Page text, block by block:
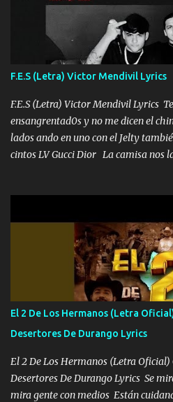
con la mirada siempre en alto A
me fajó una Glock siempre armado
traigo El chiste es que hago lo que
yo tengo el control a todos yo les
malcriado un malandrón Que Les
las risas las que me miran hay
F.E.S (Letra) Victor Mendivil Lyrics
F.E.S (Letra) Victor Mendivil Lyrics
ensangrentad0s y no me dicen el
lados ando en uno con el Jelty
cintos LV Gucci Dior La camisa nos
estándares 110 mil records de
verme en las revistas Ya pasé Italia
Francia ropa de 100.000 bolas Louis
repleta de presidentes la bolsa estoy
cuenta chequeen gráficas del kitch
El 2 De Los Hermanos (Letra
Desertores De Durango Lyrics
El 2 De Los Hermanos (Letra Oficial)
Desertores De Durango Lyrics Se
mira gente con medios Están